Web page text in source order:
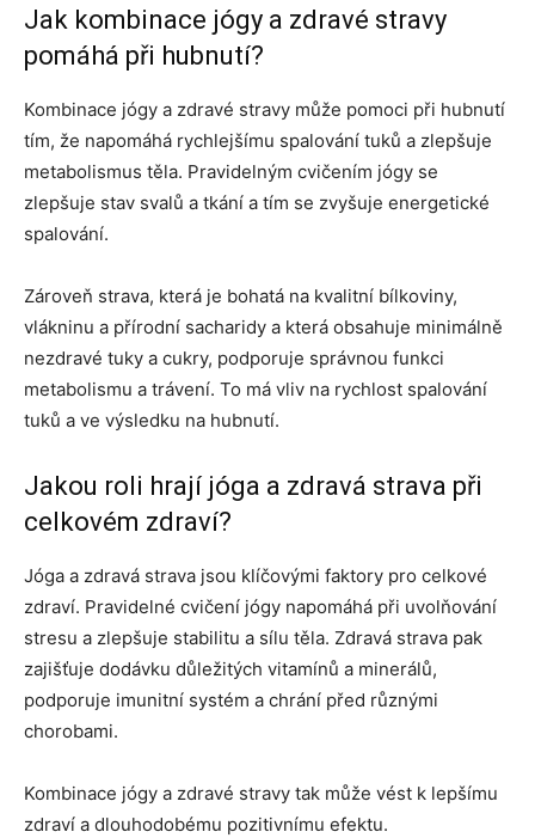
Jak kombinace jógy a zdravé stravy
pomáhá při hubnutí?
Kombinace jógy a zdravé stravy může pomoci při hubnutí
tím, že napomáhá rychlejšímu spalování tuků a zlepšuje
metabolismus těla. Pravidelným cvičením jógy se
zlepšuje stav svalů a tkání a tím se zvyšuje energetické
spalování.
Zároveň strava, která je bohatá na kvalitní bílkoviny,
vlákninu a přírodní sacharidy a která obsahuje minimálně
nezdravé tuky a cukry, podporuje správnou funkci
metabolismu a trávení. To má vliv na rychlost spalování
tuků a ve výsledku na hubnutí.
Jakou roli hrají jóga a zdravá strava při
celkovém zdraví?
Jóga a zdravá strava jsou klíčovými faktory pro celkové
zdraví. Pravidelné cvičení jógy napomáhá při uvolňování
stresu a zlepšuje stabilitu a sílu těla. Zdravá strava pak
zajišťuje dodávku důležitých vitamínů a minerálů,
podporuje imunitní systém a chrání před různými
chorobami.
Kombinace jógy a zdravé stravy tak může vést k lepšímu
zdraví a dlouhodobému pozitivnímu efektu.